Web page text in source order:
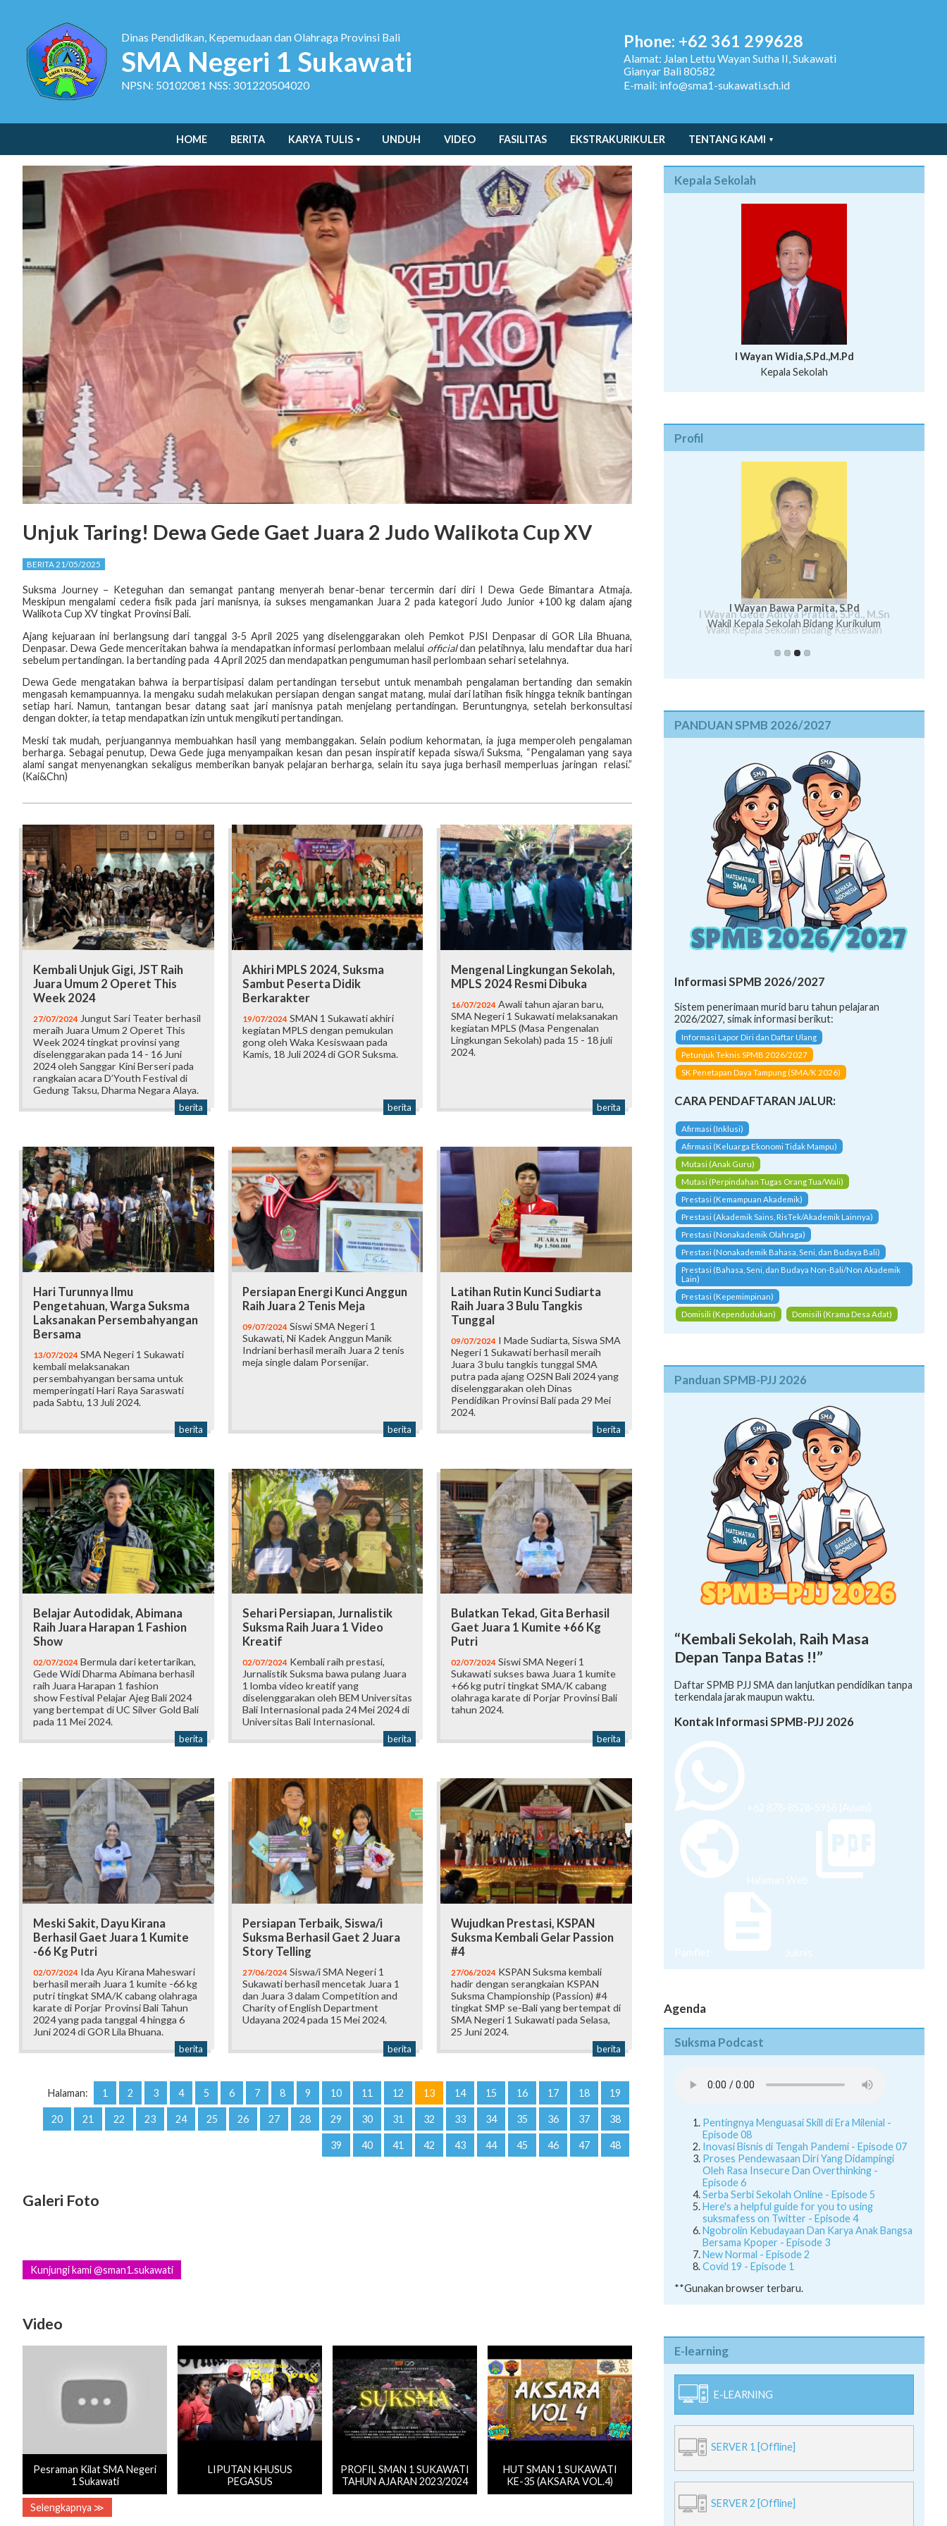
Dinas Pendidikan, Kepemudaan dan Olahraga Provinsi Bali
SMA Negeri 1 Sukawati
NPSN: 50102081 NSS: 301220504020
Phone: +62 361 299628
Alamat: Jalan Lettu Wayan Sutha II, Sukawati
Gianyar Bali 80582
E-mail: info@sma1-sukawati.sch.id
HOME BERITA KARYA TULIS UNDUH VIDEO FASILITAS EKSTRAKURIKULER TENTANG KAMI
Unjuk Taring! Dewa Gede Gaet Juara 2 Judo Walikota Cup XV
BERITA 21/05/2025
Suksma Journey – Keteguhan dan semangat pantang menyerah benar-benar tercermin dari diri I Dewa Gede Bimantara Atmaja.
Meskipun mengalami cedera fisik pada jari manisnya, ia sukses mengamankan Juara 2 pada kategori Judo Junior +100 kg dalam ajang
Walikota Cup XV tingkat Provinsi Bali.
Ajang kejuaraan ini berlangsung dari tanggal 3-5 April 2025 yang diselenggarakan oleh Pemkot PJSI Denpasar di GOR Lila Bhuana,
Denpasar. Dewa Gede menceritakan bahwa ia mendapatkan informasi perlombaan melalui officialdan pelatihnya, lalu mendaftar dua hari
sebelum pertandingan. Ia bertanding pada 4 April 2025 dan mendapatkan pengumuman hasil perlombaan sehari setelahnya.
Dewa Gede mengatakan bahwa ia berpartisipasi dalam pertandingan tersebut untuk menambah pengalaman bertanding dan semakin
mengasah kemampuannya. Ia mengaku sudah melakukan persiapan dengan sangat matang, mulai dari latihan fisik hingga teknik bantingan
setiap hari. Namun, tantangan besar datang saat jari manisnya patah menjelang pertandingan. Beruntungnya, setelah berkonsultasi
dengan dokter, ia tetap mendapatkan izin untuk mengikuti pertandingan.
Meski tak mudah, perjuangannya membuahkan hasil yang membanggakan. Selain podium kehormatan, ia juga memperoleh pengalaman
berharga. Sebagai penutup, Dewa Gede juga menyampaikan kesan dan pesan inspiratif kepada siswa/i Suksma, “Pengalaman yang saya
alami sangat menyenangkan sekaligus memberikan banyak pelajaran berharga, selain itu saya juga berhasil memperluas jaringan relasi.”
(Kai&Chn)
Kembali Unjuk Gigi, JST Raih
Juara Umum 2 Operet This
Week 2024
27/07/2024 Jungut Sari Teater berhasil
meraih Juara Umum 2 Operet This
Week 2024 tingkat provinsi yang
diselenggarakan pada 14 - 16 Juni
2024 oleh Sanggar Kini Berseri pada
rangkaian acara D’Youth Festival di
Gedung Taksu, Dharma Negara Alaya.
berita
Akhiri MPLS 2024, Suksma
Sambut Peserta Didik
Berkarakter
19/07/2024SMAN 1 Sukawati akhiri
kegiatan MPLS dengan pemukulan
gong oleh Waka Kesiswaan pada
Kamis, 18 Juli 2024 di GOR Suksma.
berita
Mengenal Lingkungan Sekolah,
MPLS 2024 Resmi Dibuka
16/07/2024 Awali tahun ajaran baru,
SMA Negeri 1 Sukawati melaksanakan
kegiatan MPLS (Masa Pengenalan
Lingkungan Sekolah) pada 15 - 18 juli
2024.
berita
Hari Turunnya Ilmu
Pengetahuan, Warga Suksma
Laksanakan Persembahyangan
Bersama
13/07/2024 SMA Negeri 1 Sukawati
kembali melaksanakan
persembahyangan bersama untuk
memperingati Hari Raya Saraswati
pada Sabtu, 13 Juli 2024.
berita
Persiapan Energi Kunci Anggun
Raih Juara 2 Tenis Meja
09/07/2024Siswi SMA Negeri 1
Sukawati, Ni Kadek Anggun Manik
Indriani berhasil meraih Juara 2 tenis
meja single dalam Porsenijar.
berita
Latihan Rutin Kunci Sudiarta
Raih Juara 3 Bulu Tangkis
Tunggal
09/07/2024 I Made Sudiarta, Siswa SMA
Negeri 1 Sukawati berhasil meraih
Juara 3 bulu tangkis tunggal SMA
putra pada ajang O2SN Bali 2024 yang
diselenggarakan oleh Dinas
Pendidikan Provinsi Bali pada 29 Mei
2024.
berita
Belajar Autodidak, Abimana
Raih Juara Harapan 1 Fashion
Show
02/07/2024 Bermula dari ketertarikan,
Gede Widi Dharma Abimana berhasil
raih Juara Harapan 1 fashion
show Festival Pelajar Ajeg Bali 2024
yang bertempat di UC Silver Gold Bali
pada 11 Mei 2024.
berita
Sehari Persiapan, Jurnalistik
Suksma Raih Juara 1 Video
Kreatif
02/07/2024Kembali raih prestasi,
Jurnalistik Suksma bawa pulang Juara
1 lomba video kreatif yang
diselenggarakan oleh BEM Universitas
Bali Internasional pada 24 Mei 2024 di
Universitas Bali Internasional.
berita
Bulatkan Tekad, Gita Berhasil
Gaet Juara 1 Kumite +66 Kg
Putri
02/07/2024 Siswi SMA Negeri 1
Sukawati sukses bawa Juara 1 kumite
+66 kg putri tingkat SMA/K cabang
olahraga karate di Porjar Provinsi Bali
tahun 2024.
berita
Meski Sakit, Dayu Kirana
Berhasil Gaet Juara 1 Kumite
-66 Kg Putri
02/07/2024 Ida Ayu Kirana Maheswari
berhasil meraih Juara 1 kumite -66 kg
putri tingkat SMA/K cabang olahraga
karate di Porjar Provinsi Bali Tahun
2024 yang pada tanggal 4 hingga 6
Juni 2024 di GOR Lila Bhuana.
berita
Persiapan Terbaik, Siswa/i
Suksma Berhasil Gaet 2 Juara
Story Telling
27/06/2024Siswa/i SMA Negeri 1
Sukawati berhasil mencetak Juara 1
dan Juara 3 dalam Competition and
Charity of English Department
Udayana 2024 pada 15 Mei 2024.
berita
Wujudkan Prestasi, KSPAN
Suksma Kembali Gelar Passion
#4
27/06/2024 KSPAN Suksma kembali
hadir dengan serangkaian KSPAN
Suksma Championship (Passion) #4
tingkat SMP se-Bali yang bertempat di
SMA Negeri 1 Sukawati pada Selasa,
25 Juni 2024.
berita
Halaman: 1 2 3 4 5 6 7 8 9 10 11 12 13 14 15 16 17 18 19
20 21 22 23 24 25 26 27 28 29 30 31 32 33 34 35 36 37 38
39 40 41 42 43 44 45 46 47 48
Galeri Foto
Kunjungi kami @sman1.sukawati
Video
Pesraman Kilat SMA Negeri
1 Sukawati
LIPUTAN KHUSUS
PEGASUS
PROFIL SMAN 1 SUKAWATI
TAHUN AJARAN 2023/2024
HUT SMAN 1 SUKAWATI
KE-35 (AKSARA VOL.4)
Selengkapnya ≫
Kepala Sekolah
I Wayan Widia,S.Pd.,M.Pd
Kepala Sekolah
Profil
Putu Suhartana, S.Pd.
I Wayan Bawa Parmita, S.Pd
I Wayan Gede Aditya Pratita, S.Pd., M.Sn
Wakil Kepala Sekolah Bidang Kesiswaan
Ni Wayan Nopi Sutantri, S.Pd.
PANDUAN SPMB 2026/2027
Informasi SPMB 2026/2027
Sistem penerimaan murid baru tahun pelajaran
2026/2027, simak informasi berikut:
Informasi Lapor Diri dan Daftar Ulang
Petunjuk Teknis SPMB 2026/2027
SK Penetapan Daya Tampung (SMA/K 2026)
CARA PENDAFTARAN JALUR:
Afirmasi (Inklusi)
Afirmasi (Keluarga Ekonomi Tidak Mampu)
Mutasi (Anak Guru)
Mutasi (Perpindahan Tugas Orang Tua/Wali)
Prestasi (Kemampuan Akademik)
Prestasi (Akademik Sains, RisTek/Akademik Lainnya)
Prestasi (Nonakademik Olahraga)
Prestasi (Nonakademik Bahasa, Seni, dan Budaya Bali)
Prestasi (Bahasa, Seni, dan Budaya Non-Bali/Non Akademik
Lain)
Prestasi (Kepemimpinan)
Domisili (Kependudukan)
Domisili (Krama Desa Adat)
Panduan SPMB-PJJ 2026
“Kembali Sekolah, Raih Masa
Depan Tanpa Batas !!”
Daftar SPMB PJJ SMA dan lanjutkan pendidikan tanpa
terkendala jarak maupun waktu.
Kontak Informasi SPMB-PJJ 2026
+62 878-8528-5958 (Ayumi)
Halaman Web
Pamflet Juknis
Agenda
Suksma Podcast
Pentingnya Menguasai Skill di Era Milenial -
Episode 08
Inovasi Bisnis di Tengah Pandemi - Episode 07
Proses Pendewasaan Diri Yang Didampingi
Oleh Rasa Insecure Dan Overthinking -
Episode 6
Serba Serbi Sekolah Online - Episode 5
Here's a helpful guide for you to using
suksmafess on Twitter - Episode 4
Ngobrolin Kebudayaan Dan Karya Anak Bangsa
Bersama Kpoper - Episode 3
New Normal - Episode 2
Covid 19 - Episode 1
**Gunakan browser terbaru.
E-learning
E-LEARNING
SERVER 1 [Offline]
SERVER 2 [Offline]